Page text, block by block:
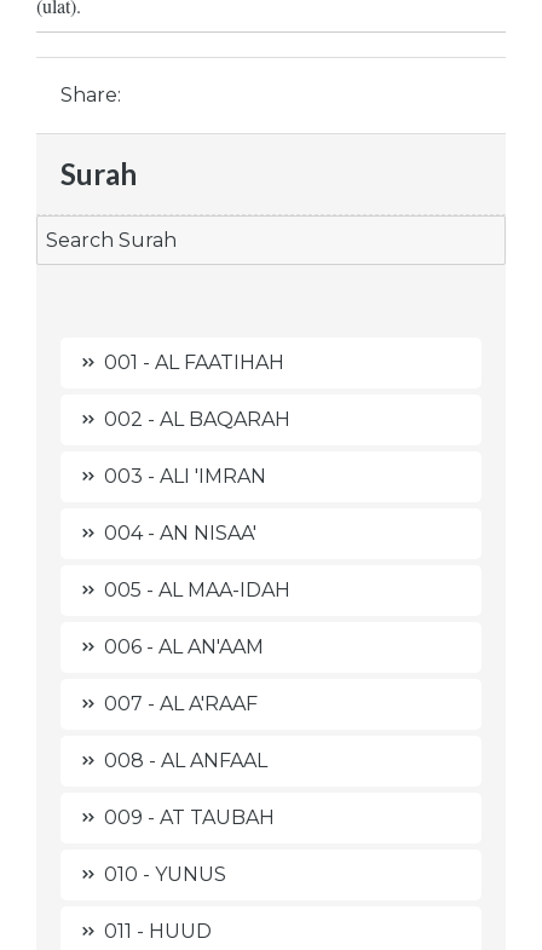
(ulat).
Share:
Surah
001 - AL FAATIHAH
002 - AL BAQARAH
003 - ALI 'IMRAN
004 - AN NISAA'
005 - AL MAA-IDAH
006 - AL AN'AAM
007 - AL A'RAAF
008 - AL ANFAAL
009 - AT TAUBAH
010 - YUNUS
011 - HUUD